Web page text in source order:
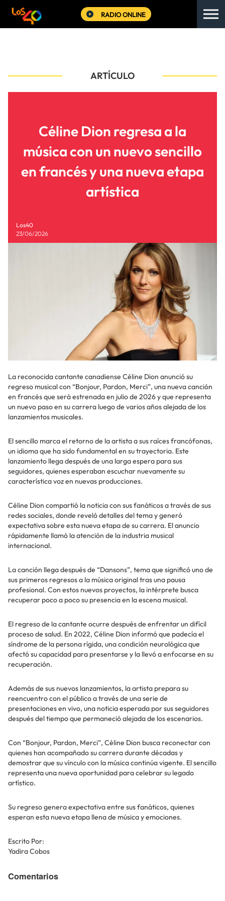
RADIO ONLINE
ARTÍCULO
Céline Dion regresa a la
música con un nuevo sencillo
en francés y una nueva etapa
artística
Los40
23/06/2026
La reconocida cantante canadiense Céline Dion anunció su
regreso musical con “Bonjour, Pardon, Merci”, una nueva canción
en francés que será estrenada en julio de 2026 y que representa
un nuevo paso en su carrera luego de varios años alejada de los
lanzamientos musicales.
El sencillo marca el retorno de la artista a sus raíces francófonas,
un idioma que ha sido fundamental en su trayectoria. Este
lanzamiento llega después de una larga espera para sus
seguidores, quienes esperaban escuchar nuevamente su
característica voz en nuevas producciones.
Céline Dion compartió la noticia con sus fanáticos a través de sus
redes sociales, donde reveló detalles del tema y generó
expectativa sobre esta nueva etapa de su carrera. El anuncio
rápidamente llamó la atención de la industria musical
internacional.
La canción llega después de “Dansons”, tema que significó uno de
sus primeros regresos a la música original tras una pausa
profesional. Con estos nuevos proyectos, la intérprete busca
recuperar poco a poco su presencia en la escena musical.
El regreso de la cantante ocurre después de enfrentar un difícil
proceso de salud. En 2022, Céline Dion informó que padecía el
síndrome de la persona rígida, una condición neurológica que
afectó su capacidad para presentarse y la llevó a enfocarse en su
recuperación.
Además de sus nuevos lanzamientos, la artista prepara su
reencuentro con el público a través de una serie de
presentaciones en vivo, una noticia esperada por sus seguidores
después del tiempo que permaneció alejada de los escenarios.
Con “Bonjour, Pardon, Merci”, Céline Dion busca reconectar con
quienes han acompañado su carrera durante décadas y
demostrar que su vínculo con la música continúa vigente. El sencillo
representa una nueva oportunidad para celebrar su legado
artístico.
Su regreso genera expectativa entre sus fanáticos, quienes
esperan esta nueva etapa llena de música y emociones.
Escrito Por:
Yadira Cobos
Comentarios